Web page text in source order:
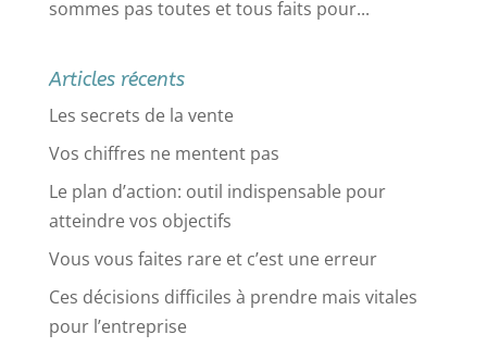
sommes pas toutes et tous faits pour...
Articles récents
Les secrets de la vente
Vos chiffres ne mentent pas
Le plan d’action: outil indispensable pour
atteindre vos objectifs
Vous vous faites rare et c’est une erreur
Ces décisions difficiles à prendre mais vitales
pour l’entreprise